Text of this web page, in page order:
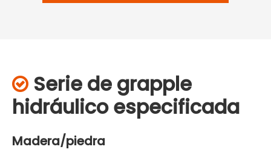
 Serie de grapple
hidráulico especificada
Madera/piedra